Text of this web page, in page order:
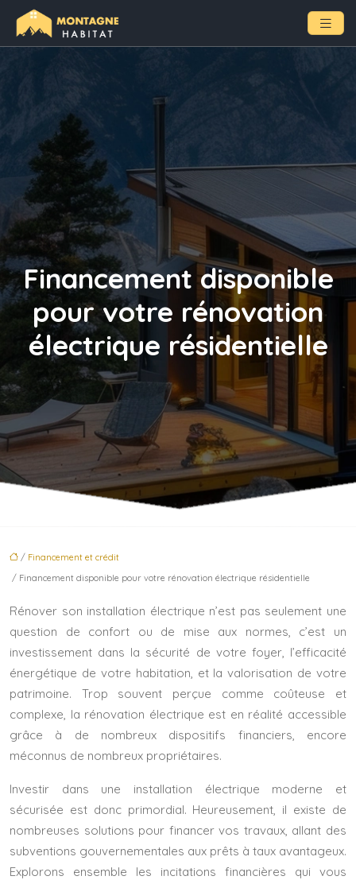
Financement disponible
pour votre rénovation
électrique résidentielle
/ Financement et crédit
/ Financement disponible pour votre rénovation électrique résidentielle
Rénover son installation électrique n’est pas seulement une
question de confort ou de mise aux normes, c’est un
investissement dans la sécurité de votre foyer, l’efficacité
énergétique de votre habitation, et la valorisation de votre
patrimoine. Trop souvent perçue comme coûteuse et
complexe, la rénovation électrique est en réalité accessible
grâce à de nombreux dispositifs financiers, encore
méconnus de nombreux propriétaires.
Investir dans une installation électrique moderne et
sécurisée est donc primordial. Heureusement, il existe de
nombreuses solutions pour financer vos travaux, allant des
subventions gouvernementales aux prêts à taux avantageux.
Explorons ensemble les incitations financières qui vous